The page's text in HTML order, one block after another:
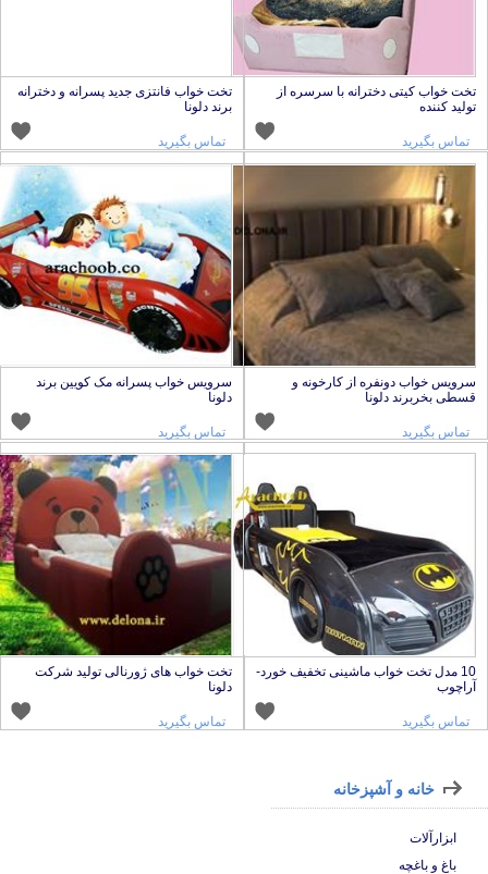
تخت خواب کیتی دخترانه با سرسره از
تولید کننده
تماس بگیرید
تخت خواب فانتزی جدید پسرانه و دخترانه
برند دلونا
تماس بگیرید
سرویس خواب دونفره از کارخونه و
قسطی بخربرند دلونا
تماس بگیرید
سرویس خواب پسرانه مک کویین برند
دلونا
تماس بگیرید
10 مدل تخت خواب ماشینی تخفیف خورد-
آراچوب
تماس بگیرید
تخت خواب های ژورنالی تولید شرکت
دلونا
تماس بگیرید
خانه و آشپزخانه
ابزارآلات
باغ و باغچه